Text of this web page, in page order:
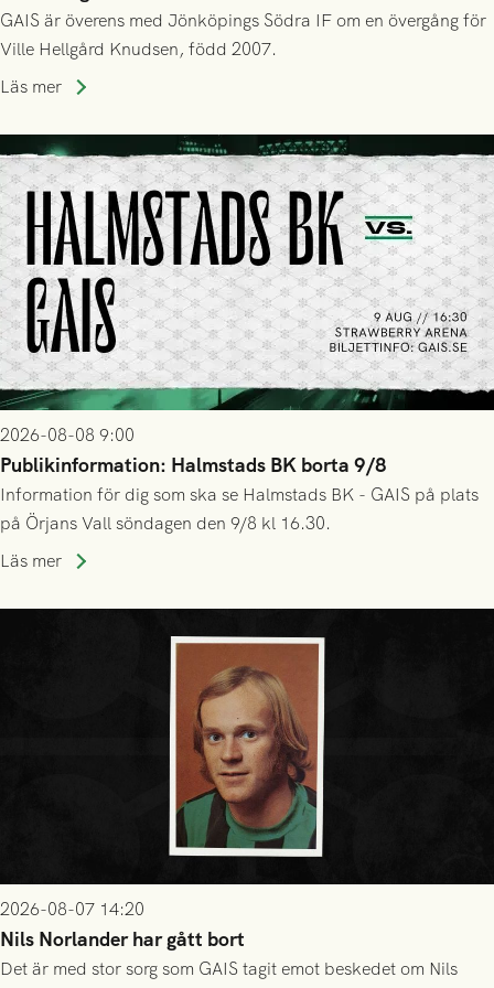
GAIS är överens med Jönköpings Södra IF om en övergång för
Ville Hellgård Knudsen, född 2007.
Läs mer
2026-08-08 9:00
Publikinformation: Halmstads BK borta 9/8
Information för dig som ska se Halmstads BK - GAIS på plats
på Örjans Vall söndagen den 9/8 kl 16.30.
Läs mer
2026-08-07 14:20
Nils Norlander har gått bort
Det är med stor sorg som GAIS tagit emot beskedet om Nils